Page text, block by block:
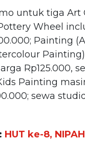
untuk tiga Art
Wheel
Painting
Rp125.000,
Painting
sewa
HUT ke-8,